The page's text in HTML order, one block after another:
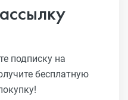
подписку на
бесплатную